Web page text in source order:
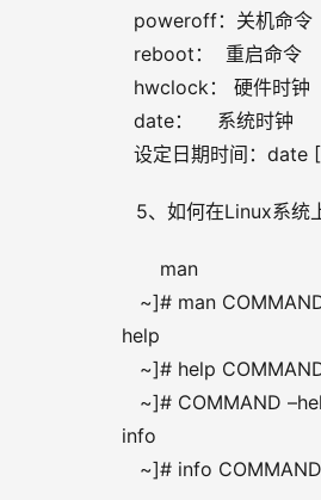
poweroff：关机命令
reboot：  重启命令
hwclock： 硬件时钟
date：    系统时钟
设定日期时间：date
5、如何在Linux系统
man
~]# man
help
~]# help
~]# COMMAND
info
~]# info COMMAND